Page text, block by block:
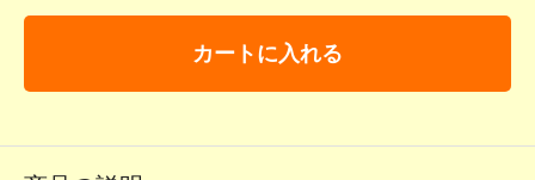
カートに入れる